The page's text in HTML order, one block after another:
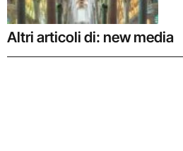
Altri articoli di: new media